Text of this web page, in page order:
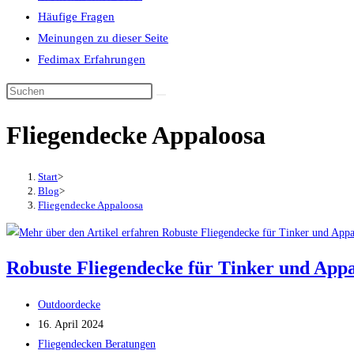
Häufige Fragen
Meinungen zu dieser Seite
Fedimax Erfahrungen
Diese
durchsuchen
Fliegendecke Appaloosa
Start>
Blog>
Fliegendecke Appaloosa
Robuste Fliegendecke für Tinker und
Beitrags-
Autor:
Outdoordecke
Beitrag
veröffentlicht:
16. April 2024
Beitrags-
Fliegendecken Beratungen